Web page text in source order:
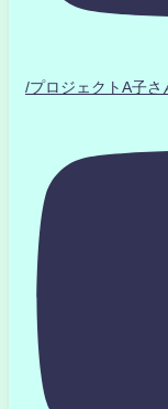
/プロジェクトA子